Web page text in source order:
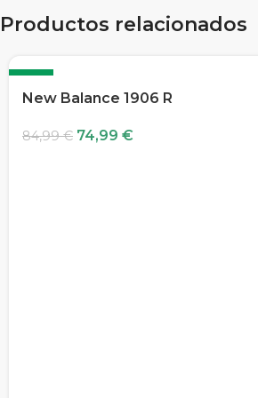
Productos relacionados
-12%
New Balance 1906 R
84,99€ 74,99 €